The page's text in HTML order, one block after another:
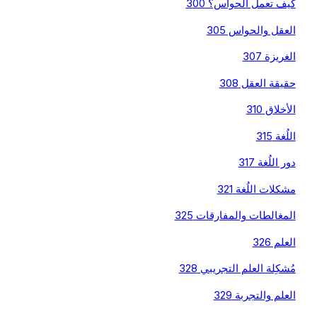
كيف تعمل الحواس؟ 300
العقل والحواس 305
الغريزة 307
حقيقة العقل 308
الأخلاق 310
اللُغة 315
دور اللُغة 317
مشكلات اللُغة 321
المغالطات والمفارقات 325
العلم 326
مُشكِلة العلم التجريبي 328
العلم والتجربة 329